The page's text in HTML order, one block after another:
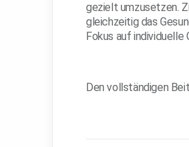
gezielt umzusetzen.
gleichzeitig das
Fokus auf individuelle
Den vollständigen